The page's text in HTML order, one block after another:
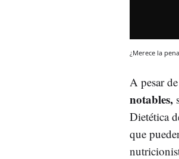
¿Merece la
A pesar
notables,
Dietética
que